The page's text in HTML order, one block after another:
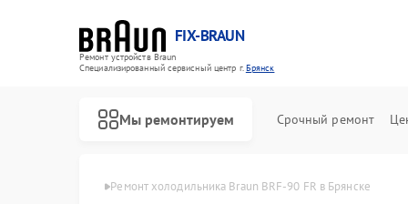
FIX-BRAUN
Ремонт устройств Braun
Специализированный cервисный центр г.Брянск
Мы ремонтируем Срочный ремонт
Braun в Брянске Ремонт холодильника Braun BRF-90 FR в Брянске